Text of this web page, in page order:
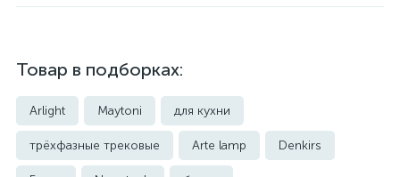
Товар в подборках:
Arlight Maytoni для кухни
трёхфазные трековые Arte lamp Denkirs